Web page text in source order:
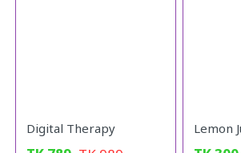
Digital Therapy